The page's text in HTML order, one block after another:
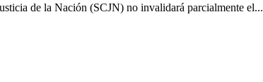
de la Nación (SCJN) no invalidará parcialmente el...